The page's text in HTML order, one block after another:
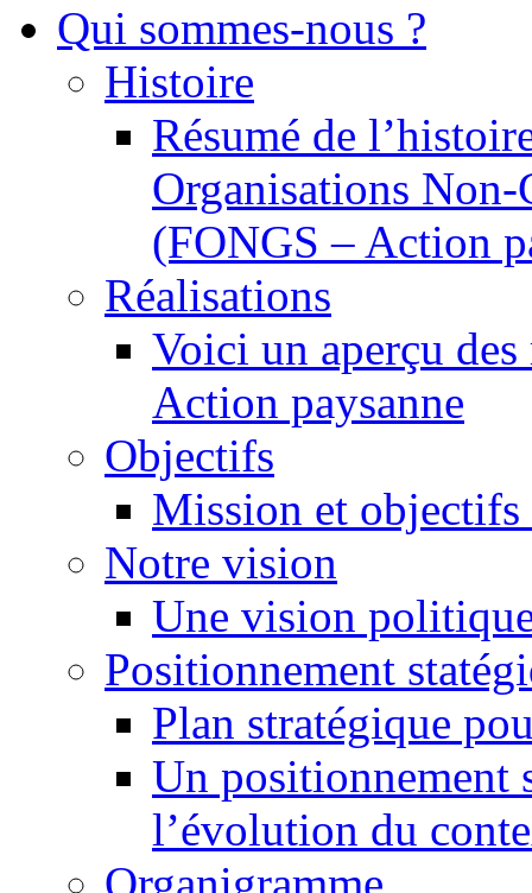
Qui sommes-nous ?
Histoire
Résumé de
Organisations Non-
(FONGS – Action
Réalisations
Voici un aperçu
Action paysanne
Objectifs
Mission et
Notre vision
Une vision
Positionnement
Plan stratégique
Un positionnement
l’évolution du
Organigramme